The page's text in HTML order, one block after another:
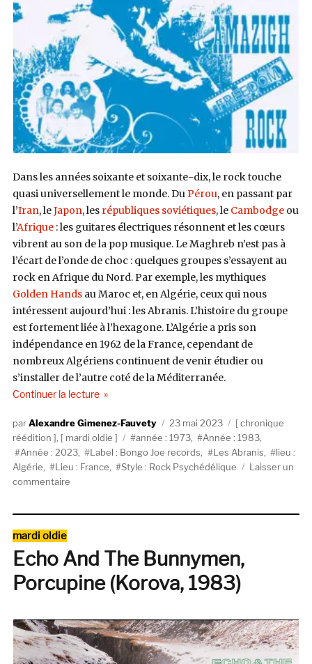
Dans les années soixante et soixante-dix, le rock touche
quasi universellement le monde. DuPérou, en passant par
l’Iran, leJapon, les républiques soviétiques, le Cambodgeou
l’Afrique: les guitares électriques résonnent et les cœurs
vibrent au son de la pop musique. Le Maghreb n’est pas à
l’écart de l’onde de choc : quelques groupes s’essayent au
rock en Afrique du Nord. Par exemple, les mythiques
Golden Handsau Maroc et, en Algérie, ceux qui nous
intéressent aujourd’hui : les Abranis. L’histoire du groupe
est fortement liée à l’hexagone. L’Algérie a pris son
indépendance en 1962 de la France, cependant de
nombreux Algériens continuent de venir étudier ou
s’installer de l’autre coté de la Méditerranée.
Continuer la lecturede « Les Abranis, Amazigh Freedom Rock
AuteurAlexandre Gimenez-Fauvety
Publié
le
23 mai 2023 Catégories
chronique
réédition , mardi oldie Étiquettes
année : 1973, Année : 1983,
Année : 2023, Label : Bongo Joe records, Les Abranis,
lieu :
Algérie, Lieu : France, Style : Rock Psychédélique
Laisser un
commentairesur
Rock
1973/1983
(Les
Joe)
Catégories
mardi oldie
Echo And The Bunnymen,
Porcupine (Korova, 1983)